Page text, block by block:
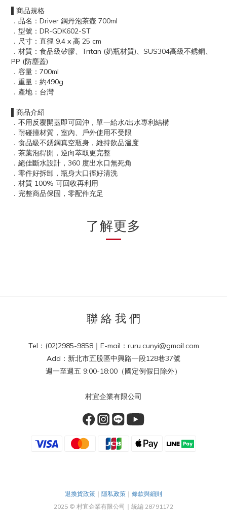
▌商品規格
．品名：Driver 鋼丹泡茶壺 700ml
．型號：DR-GDK602-ST
．尺寸：直徑 9.4 x 高 25 cm
．材質：食品級矽膠、Tritan (奶瓶材質)、SUS304高級不銹鋼、
PP (防塵蓋)
．容量：700ml
．重量：約490g
．產地：台灣
▌商品介紹
．不用反覆開蓋即可回沖，單一給水/出水專利結構
．耐碰撞材質，室內、戶外使用不受限
．食品級不銹鋼真空瓶身，維持飲品溫度
．茶葉泡得開，逆向萃取更完整
．絕佳斷水設計，360 度出水口無死角
．零件好拆卸，瓶身大口徑好清洗
．材質 100% 可回收再利用
．完整商品保固，零配件充足
了解更多
聯 絡 我 們
Tel：(02)2985-9858｜E-mail：ruru.cunyi@gmail.com
Add：新北市五股區中興路一段128巷37號
週一至週五 9:00-18:00（國定例假日除外）
村宜企業有限公司
退換貨政策 ｜ 隱私政策 ｜ 條款與細則
2025 © 村宜企業有限公司｜統編 28791172